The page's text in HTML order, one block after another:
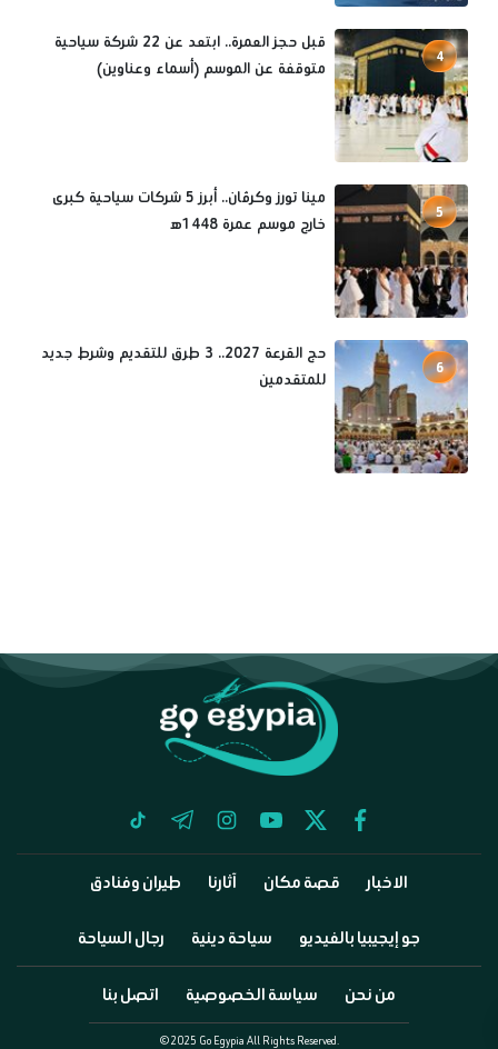
4
قبل حجز العمرة.. ابتعد عن 22 شركة سياحية
متوقفة عن الموسم (أسماء وعناوين)
5
مينا تورز وكرڤان.. أبرز 5 شركات سياحية كبرى
خارج موسم عمرة 1448ه‍
6
حج القرعة 2027.. 3 طرق للتقديم وشرط جديد
للمتقدمين
facebook
twitter
youtube
instagram
telegram
tiktok
الاخبار قصة مكان آثارنا طيران وفنادق
جو إيجيبيا بالفيديو سياحة دينية رجال السياحة
من نحن سياسة الخصوصية اتصل بنا
©2025 Go Egypia All Rights Reserved.